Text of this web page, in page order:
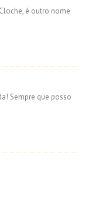
é outro nome
Sempre que posso